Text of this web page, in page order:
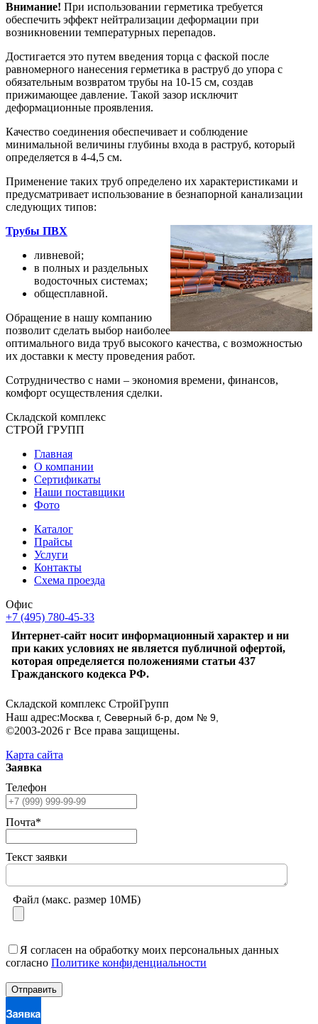
Внимание! При использовании герметика требуется
обеспечить эффект нейтрализации деформации при
возникновении температурных перепадов.
Достигается это путем введения торца с фаской после
равномерного нанесения герметика в раструб до упора с
обязательным возвратом трубы на 10-15 см, создав
прижимающее давление. Такой зазор исключит
деформационные проявления.
Качество соединения обеспечивает и соблюдение
минимальной величины глубины входа в раструб, который
определяется в 4-4,5 см.
Применение таких труб определено их характеристиками и
предусматривает использование в безнапорной канализации
следующих типов:
Трубы ПВХ
ливневой;
в полных и раздельных
водосточных системах;
общесплавной.
Обращение в нашу компанию
позволит сделать выбор наиболее
оптимального вида труб высокого качества, с возможностью
их доставки к месту проведения работ.
Сотрудничество с нами – экономия времени, финансов,
комфорт осуществления сделки.
Складской комплекс
СТРОЙ ГРУПП
Главная
О компании
Сертификаты
Наши поставщики
Фото
Каталог
Прайсы
Услуги
Контакты
Схема проезда
Офис
+7 (495) 780-45-33
Интернет-сайт носит информационный характер и ни
при каких условиях не является публичной офертой,
которая определяется положениями статьи 437
Гражданского кодекса РФ.
Складской комплекс СтройГрупп
Наш адрес:Москва г, Северный б-р, дом № 9,
©2003-2026 г Все права защищены.
Карта сайта
Заявка
Телефон
Почта*
Текст заявки
Файл (макс. размер 10МБ)
Я согласен на обработку моих персональных данных
согласно Политике конфиденциальности